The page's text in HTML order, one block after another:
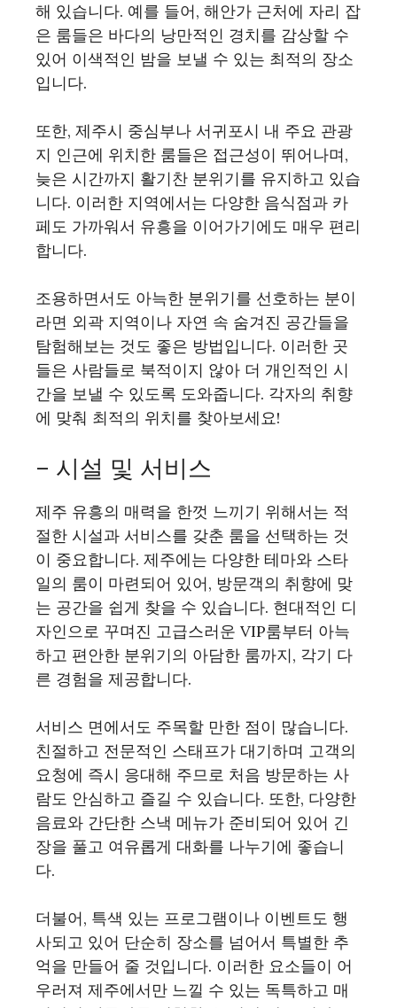
해 있습니다. 예를 들어, 해안가 근처에 자리 잡
은 룸들은 바다의 낭만적인 경치를 감상할 수
있어 이색적인 밤을 보낼 수 있는 최적의 장소
입니다.
또한, 제주시 중심부나 서귀포시 내 주요 관광
지 인근에 위치한 룸들은 접근성이 뛰어나며,
늦은 시간까지 활기찬 분위기를 유지하고 있습
니다. 이러한 지역에서는 다양한 음식점과 카
페도 가까워서 유흥을 이어가기에도 매우 편리
합니다.
조용하면서도 아늑한 분위기를 선호하는 분이
라면 외곽 지역이나 자연 속 숨겨진 공간들을
탐험해보는 것도 좋은 방법입니다. 이러한 곳
들은 사람들로 북적이지 않아 더 개인적인 시
간을 보낼 수 있도록 도와줍니다. 각자의 취향
에 맞춰 최적의 위치를 찾아보세요!
– 시설 및 서비스
제주 유흥의 매력을 한껏 느끼기 위해서는 적
절한 시설과 서비스를 갖춘 룸을 선택하는 것
이 중요합니다. 제주에는 다양한 테마와 스타
일의 룸이 마련되어 있어, 방문객의 취향에 맞
는 공간을 쉽게 찾을 수 있습니다. 현대적인 디
자인으로 꾸며진 고급스러운 VIP룸부터 아늑
하고 편안한 분위기의 아담한 룸까지, 각기 다
른 경험을 제공합니다.
서비스 면에서도 주목할 만한 점이 많습니다.
친절하고 전문적인 스태프가 대기하며 고객의
요청에 즉시 응대해 주므로 처음 방문하는 사
람도 안심하고 즐길 수 있습니다. 또한, 다양한
음료와 간단한 스낵 메뉴가 준비되어 있어 긴
장을 풀고 여유롭게 대화를 나누기에 좋습니
다.
더불어, 특색 있는 프로그램이나 이벤트도 행
사되고 있어 단순히 장소를 넘어서 특별한 추
억을 만들어 줄 것입니다. 이러한 요소들이 어
우러져 제주에서만 느낄 수 있는 독특하고 매